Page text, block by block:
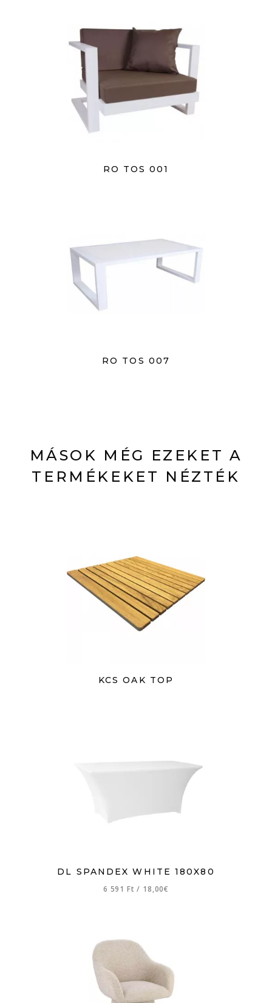
RO TOS 001
RO TOS 007
MÁSOK MÉG EZEKET A
TERMÉKEKET NÉZTÉK
KCS OAK TOP
DL SPANDEX WHITE 180X80
6 591 Ft/ 18,00€